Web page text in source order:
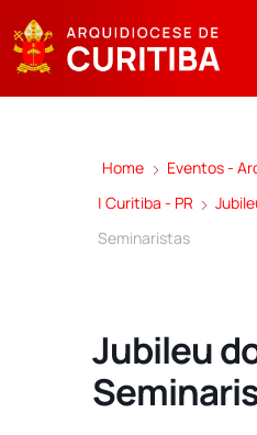
Home
Eventos -
| Curitiba - PR
Seminaristas
Jubileu